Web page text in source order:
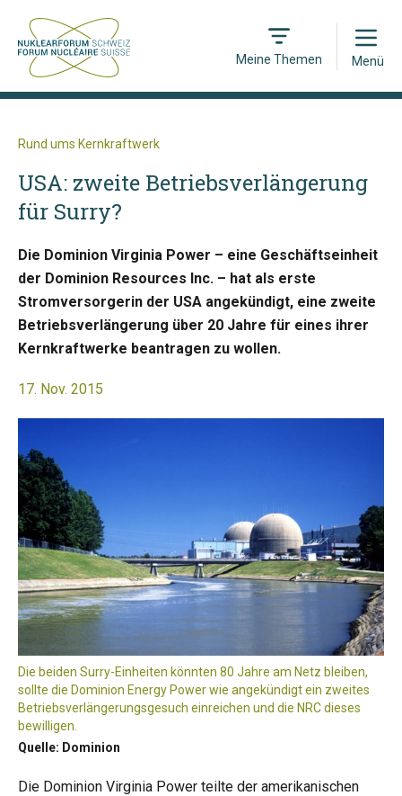
Meine Themen
Open
Menü
Rund ums Kernkraftwerk
USA: zweite Betriebsverlängerung
für Surry?
Die Dominion Virginia Power – eine Geschäftseinheit
der Dominion Resources Inc. – hat als erste
Stromversorgerin der USA angekündigt, eine zweite
Betriebsverlängerung über 20 Jahre für eines ihrer
Kernkraftwerke beantragen zu wollen.
17. Nov. 2015
Die beiden Surry-Einheiten könnten 80 Jahre am Netz bleiben,
sollte die Dominion Energy Power wie angekündigt ein zweites
Betriebsverlängerungsgesuch einreichen und die NRC dieses
bewilligen.
Quelle: Dominion
Die Dominion Virginia Power teilte der amerikanischen